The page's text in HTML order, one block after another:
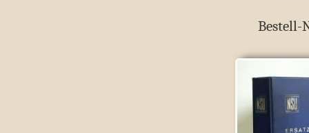
Bestell-